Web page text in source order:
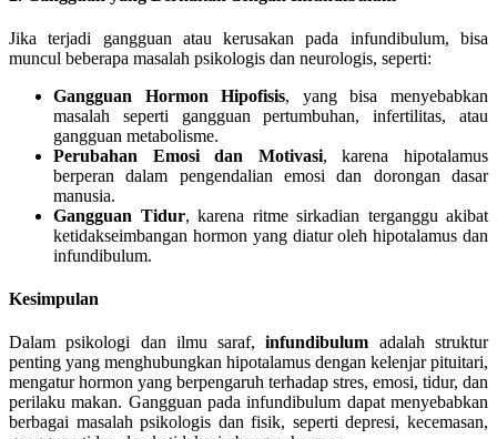
Jika terjadi gangguan atau kerusakan pada infundibulum, bisa
muncul beberapa masalah psikologis dan neurologis, seperti:
Gangguan Hormon Hipofisis, yang bisa menyebabkan
masalah seperti gangguan pertumbuhan, infertilitas, atau
gangguan metabolisme.
Perubahan Emosi dan Motivasi, karena hipotalamus
berperan dalam pengendalian emosi dan dorongan dasar
manusia.
Gangguan Tidur, karena ritme sirkadian terganggu akibat
ketidakseimbangan hormon yang diatur oleh hipotalamus dan
infundibulum.
Kesimpulan
Dalam psikologi dan ilmu saraf,infundibulum adalah struktur
penting yang menghubungkan hipotalamus dengan kelenjar pituitari,
mengatur hormon yang berpengaruh terhadap stres, emosi, tidur, dan
perilaku makan. Gangguan pada infundibulum dapat menyebabkan
berbagai masalah psikologis dan fisik, seperti depresi, kecemasan,